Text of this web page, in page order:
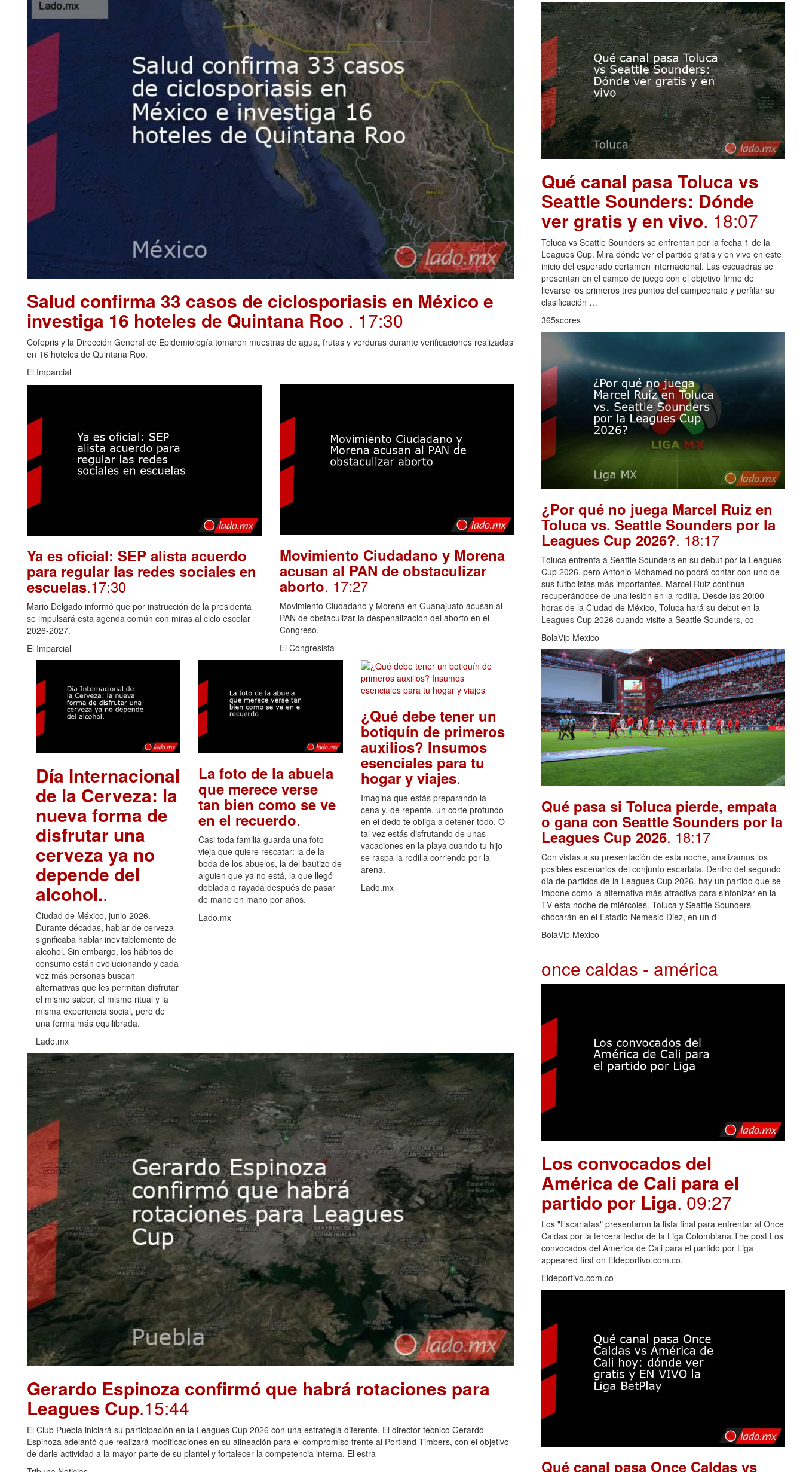
Salud confirma 33 casos de ciclosporiasis en México e
investiga 16 hoteles de Quintana Roo . 17:30
Cofepris y la Dirección General de Epidemiología tomaron muestras de agua, frutas y verduras durante verificaciones realizadas
en 16 hoteles de Quintana Roo.
El Imparcial
Ya es oficial: SEP alista acuerdo
para regular las redes sociales en
escuelas.17:30
Mario Delgado informó que por instrucción de la presidenta
se impulsará esta agenda común con miras al ciclo escolar
2026-2027.
El Imparcial
Movimiento Ciudadano y Morena
acusan al PAN de obstaculizar
aborto. 17:27
Movimiento Ciudadano y Morena en Guanajuato acusan al
PAN de obstaculizar la despenalización del aborto en el
Congreso.
El Congresista
Día Internacional
de la Cerveza: la
nueva forma de
disfrutar una
cerveza ya no
depende del
alcohol..
Ciudad de México, junio 2026.-
Durante décadas, hablar de cerveza
significaba hablar inevitablemente de
alcohol. Sin embargo, los hábitos de
consumo están evolucionando y cada
vez más personas buscan
alternativas que les permitan disfrutar
el mismo sabor, el mismo ritual y la
misma experiencia social, pero de
una forma más equilibrada.
Lado.mx
La foto de la abuela
que merece verse
tan bien como se ve
en el recuerdo.
Casi toda familia guarda una foto
vieja que quiere rescatar: la de la
boda de los abuelos, la del bautizo de
alguien que ya no está, la que llegó
doblada o rayada después de pasar
de mano en mano por años.
Lado.mx
¿Qué debe tener un
botiquín de primeros
auxilios? Insumos
esenciales para tu
hogar y viajes.
Imagina que estás preparando la
cena y, de repente, un corte profundo
en el dedo te obliga a detener todo. O
tal vez estás disfrutando de unas
vacaciones en la playa cuando tu hijo
se raspa la rodilla corriendo por la
arena.
Lado.mx
Gerardo Espinoza confirmó que habrá rotaciones para
Leagues Cup.15:44
El Club Puebla iniciará su participación en la Leagues Cup 2026 con una estrategia diferente. El director técnico Gerardo
Espinoza adelantó que realizará modificaciones en su alineación para el compromiso frente al Portland Timbers, con el objetivo
de darle actividad a la mayor parte de su plantel y fortalecer la competencia interna. El estra
Qué canal pasa Toluca vs
Seattle Sounders: Dónde
ver gratis y en vivo. 18:07
Toluca vs Seattle Sounders se enfrentan por la fecha 1 de la
Leagues Cup. Mira dónde ver el partido gratis y en vivo en este
inicio del esperado certamen internacional. Las escuadras se
presentan en el campo de juego con el objetivo firme de
llevarse los primeros tres puntos del campeonato y perfilar su
clasificación …
365scores
¿Por qué no juega Marcel Ruiz en
Toluca vs. Seattle Sounders por la
Leagues Cup 2026?. 18:17
Toluca enfrenta a Seattle Sounders en su debut por la Leagues
Cup 2026, pero Antonio Mohamed no podrá contar con uno de
sus futbolistas más importantes. Marcel Ruiz continúa
recuperándose de una lesión en la rodilla. Desde las 20:00
horas de la Ciudad de México, Toluca hará su debut en la
Leagues Cup 2026 cuando visite a Seattle Sounders, co
BolaVip Mexico
Qué pasa si Toluca pierde, empata
o gana con Seattle Sounders por la
Leagues Cup 2026. 18:17
Con vistas a su presentación de esta noche, analizamos los
posibles escenarios del conjunto escarlata. Dentro del segundo
día de partidos de la Leagues Cup 2026, hay un partido que se
impone como la alternativa más atractiva para sintonizar en la
TV esta noche de miércoles. Toluca y Seattle Sounders
chocarán en el Estadio Nemesio Diez, en un d
BolaVip Mexico
once caldas - américa
Los convocados del
América de Cali para el
partido por Liga. 09:27
Los "Escarlatas" presentaron la lista final para enfrentar al Once
Caldas por la tercera fecha de la Liga Colombiana.The post Los
convocados del América de Cali para el partido por Liga
appeared first on Eldeportivo.com.co.
Eldeportivo.com.co
Qué canal pasa Once Caldas vs